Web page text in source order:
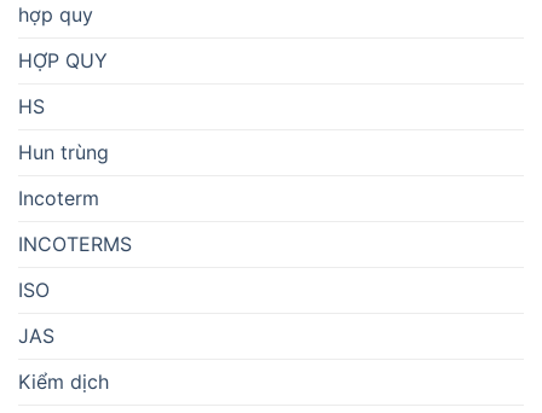
hợp quy
HỢP QUY
HS
Hun trùng
Incoterm
INCOTERMS
ISO
JAS
Kiểm dịch